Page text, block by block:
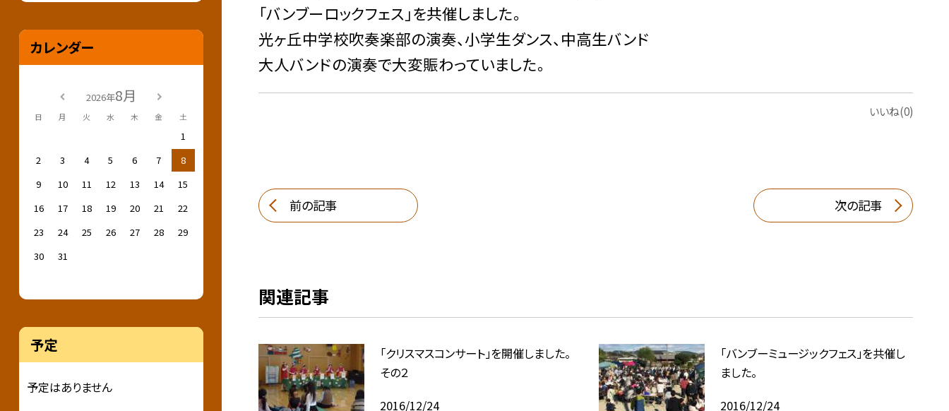
「バンブーロックフェス」を共催しました。
光ヶ丘中学校吹奏楽部の演奏、小学生ダンス、中高生バンド
大人バンドの演奏で大変賑わっていました。
いいね(0)
前の記事 次の記事
関連記事
「クリスマスコンサート」を開催しました。
その２
2016/12/24
「バンブーミュージックフェス」を共催し
ました。
2016/12/24
カレンダー
2026年8月
日 月 火 水 木 金 土
1
2
3 4 5 6 7
8
9
10 11 12 13 14
15
16
17 18 19 20 21
22
23
24 25 26 27 28
29
30
31
予定
予定はありません